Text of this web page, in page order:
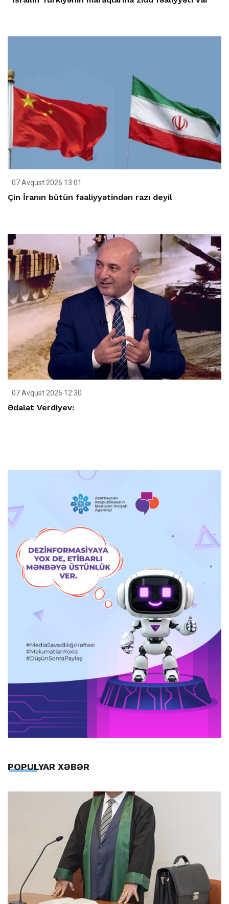
07 Avqust 2026 13:01
Çin İranın bütün fəaliyyətindən razı deyil
07 Avqust 2026 12:30
Ədalət Verdiyev:
POPULYAR XƏBƏR